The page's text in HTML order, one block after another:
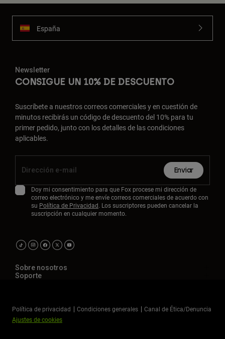
España
Newsletter
CONSIGUE UN 10% DE DESCUENTO
Suscríbete a nuestros correos comerciales y en cuestión de
minutos recibirás un código de descuento del 10% para tu
primer pedido, junto con los detalles de las condiciones
aplicables.
Enviar
Doy mi consentimiento para que Fox procese mi dirección de
correo electrónico y me envíe correos comerciales de acuerdo con
su Política de Privacidad. Los suscriptores pueden cancelar la
suscripción en cualquier momento.
Sobre nosotros
Soporte
Política de privacidad Condiciones generales
Canal de Ética/Denuncia
Ajustes de cookies